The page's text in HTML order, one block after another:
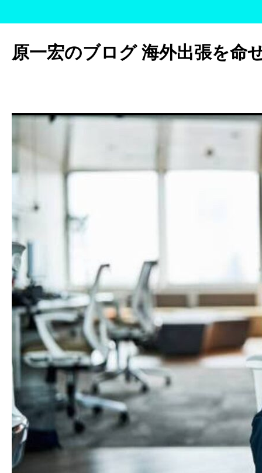
テ
ン
ッ
原一宏のブログ 海外出張を命